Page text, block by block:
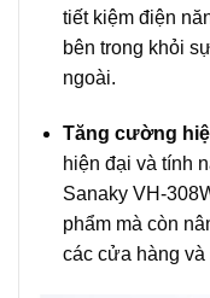
tiết kiệm điện
bên trong khỏi
ngoài.
Tăng cường
hiện đại và tính
Sanaky VH-
phẩm mà còn
các cửa hàng và